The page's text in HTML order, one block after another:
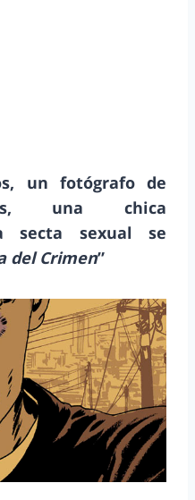
un fotógrafo de
una chica
secta sexual se
del Crimen”